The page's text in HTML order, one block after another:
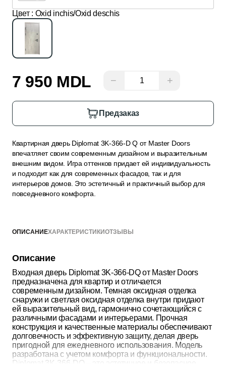
Цвет : Oxid inchis/Oxid deschis
7 950 MDL − +
Предзаказ
Квартирная дверь Diplomat 3K-366-D Q от Master Doors
впечатляет своим современным дизайном и выразительным
внешним видом. Игра оттенков придает ей индивидуальность
и подходит как для современных фасадов, так и для
интерьеров домов. Это эстетичный и практичный выбор для
повседневного комфорта.
ОПИСАНИЕХАРАКТЕРИСТИКИОТЗЫВЫ
Описание
Входная дверь Diplomat 3K‑366‑DQ от Master Doors
предназначена для квартир и отличается
современным дизайном. Темная оксидная отделка
снаружи и светлая оксидная отделка внутри придают
ей выразительный вид, гармонично сочетающийся с
различными фасадами и интерьерами. Прочная
конструкция и качественные материалы обеспечивают
долговечность и эффективную защиту, делая дверь
пригодной для ежедневного использования. Модель
разработана с учетом комфорта и функциональности.
Diplomat 3K‑366‑DQ – это эстетичное и безопасное